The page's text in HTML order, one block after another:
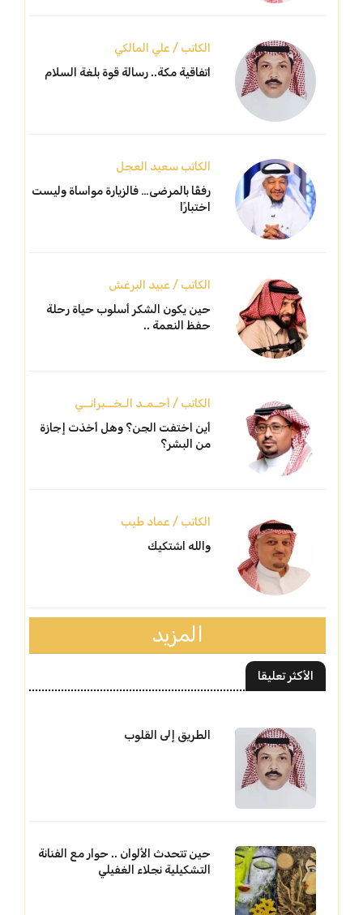
الكاتب / علي المالكي
اتفاقية مكة.. رسالة قوة بلغة السلام
الكاتب سعيد العجل
رفقًا بالمرضى… فالزيارة مواساة وليست
اختبارًا
الكاتب / عبيد البرغش
حين يكون الشكر أسلوب حياة رحلة
حفظ النعمة ..
الكاتب / أحـمـد الـخــبرانــي
أين اختفت الجن؟ وهل أخذت إجازة
من البشر؟
الكاتب / عماد طيب
والله اشتكيك
المزيد
الأكثر تعليقا
الطريق إلى القلوب
حين تتحدث الألوان .. حوار مع الفنانة
التشكيلية نجلاء الغفيلي